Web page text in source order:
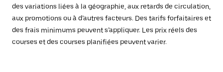
des variations liées à la géographie, aux retards de circulation,
aux promotions ou à d’autres facteurs. Des tarifs forfaitaires et
des frais minimums peuvent s’appliquer. Les prix réels des
courses et des courses planifiées peuvent varier.